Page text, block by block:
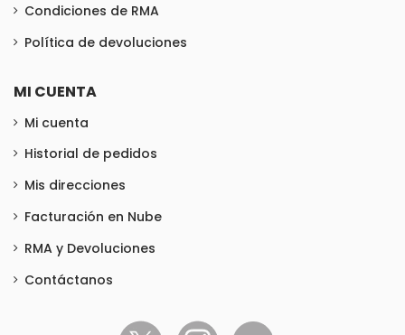
Condiciones de RMA
Política de devoluciones
MI CUENTA
Mi cuenta
Historial de pedidos
Mis direcciones
Facturación en Nube
RMA y Devoluciones
Contáctanos